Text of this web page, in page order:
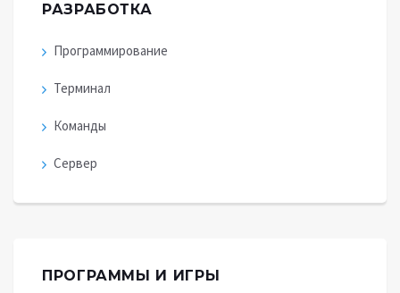
РАЗРАБОТКА
Программирование
Терминал
Команды
Сервер
ПРОГРАММЫ И ИГРЫ